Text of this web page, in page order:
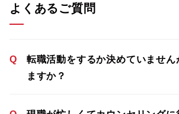
よくあるご質問
Q
転職活動をするか決めていません
ますか？